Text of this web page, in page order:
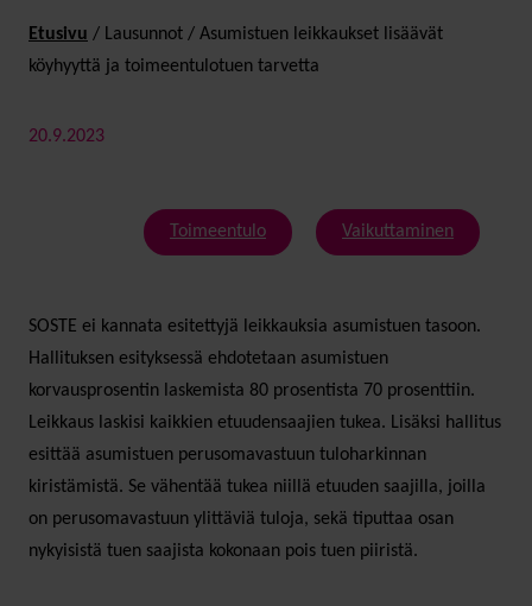
Etusivu / Lausunnot / Asumistuen leikkaukset lisäävät
köyhyyttä ja toimeentulotuen tarvetta
20.9.2023
Toimeentulo Vaikuttaminen
SOSTE ei kannata esitettyjä leikkauksia asumistuen tasoon.
Hallituksen esityksessä ehdotetaan asumistuen
korvausprosentin laskemista 80 prosentista 70 prosenttiin.
Leikkaus laskisi kaikkien etuudensaajien tukea. Lisäksi hallitus
esittää asumistuen perusomavastuun tuloharkinnan
kiristämistä. Se vähentää tukea niillä etuuden saajilla, joilla
on perusomavastuun ylittäviä tuloja, sekä tiputtaa osan
nykyisistä tuen saajista kokonaan pois tuen piiristä.